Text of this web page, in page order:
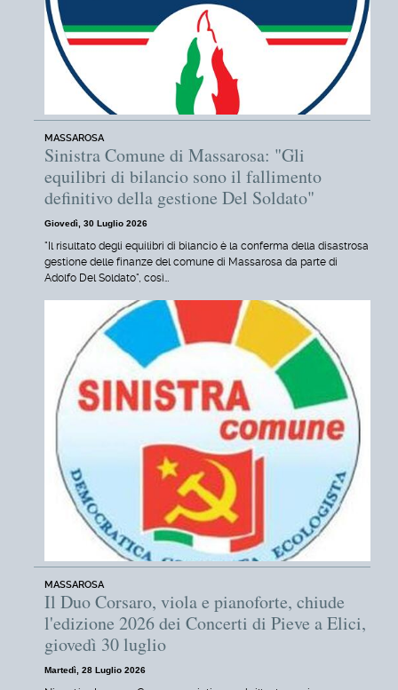
MASSAROSA
Sinistra Comune di Massarosa: "Gli
equilibri di bilancio sono il fallimento
definitivo della gestione Del Soldato"
Giovedì, 30 Luglio 2026
"Il risultato degli equilibri di bilancio è la conferma della disastrosa
gestione delle finanze del comune di Massarosa da parte di
Adolfo Del Soldato", così…
MASSAROSA
Il Duo Corsaro, viola e pianoforte, chiude
l'edizione 2026 dei Concerti di Pieve a Elici,
giovedì 30 luglio
Martedì, 28 Luglio 2026